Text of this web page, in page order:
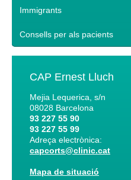
Immigrants
Consells per als pacients
CAP Ernest Lluch
Mejia Lequerica, s/n
08028 Barcelona
93 227 55 90
93 227 55 99
Adreça electrònica:
capcorts@clinic.cat
Mapa de situació